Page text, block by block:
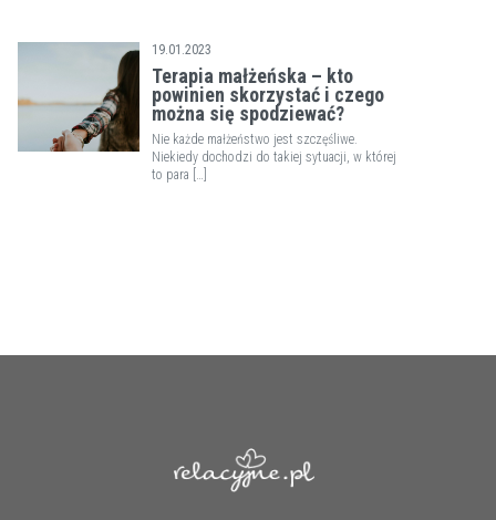
19.01.2023
Terapia małżeńska – kto
powinien skorzystać i czego
można się spodziewać?
Nie każde małżeństwo jest szczęśliwe.
Niekiedy dochodzi do takiej sytuacji, w której
to para […]